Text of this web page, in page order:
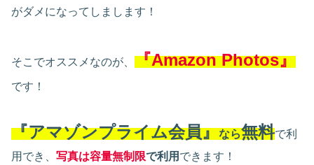
がダメになってしまします！
そこでオススメなのが、 『Amazon Photos』
です！
『アマゾンプライム会員』なら無料で利
用でき、 写真は容量無制限で利用 できます！